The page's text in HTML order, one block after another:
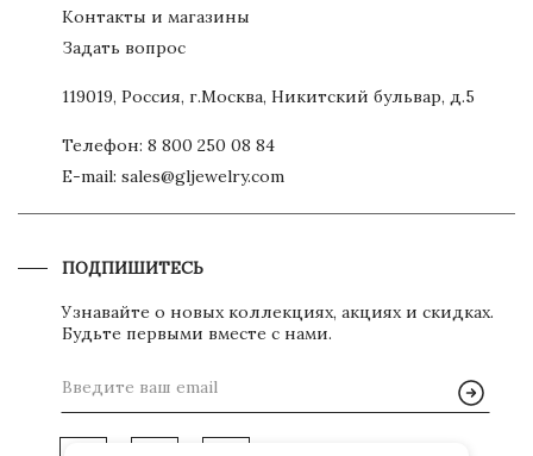
Контакты и магазины
Задать вопрос
119019, Россия, г.Москва, Никитский бульвар, д.5
Телефон: 8 800 250 08 84
E-mail: sales@gljewelry.com
ПОДПИШИТЕСЬ
Узнавайте о новых коллекциях, акциях и скидках.
Будьте первыми вместе с нами.